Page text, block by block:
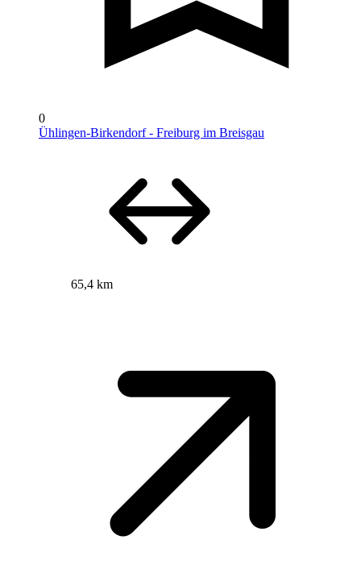
0
Ühlingen-Birkendorf - Freiburg im Breisgau
65,4 km